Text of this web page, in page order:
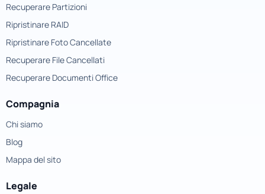
Recuperare Partizioni
Ripristinare RAID
Ripristinare Foto Cancellate
Recuperare File Cancellati
Recuperare Documenti Office
Compagnia
Chi siamo
Blog
Mappa del sito
Legale